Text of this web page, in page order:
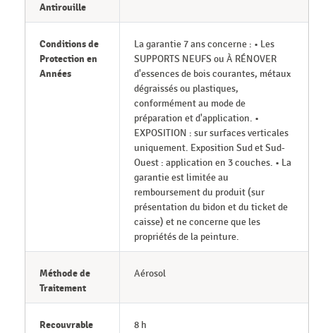
Antirouille
Conditions de
Protection en
Années
La garantie 7 ans concerne : • Les
SUPPORTS NEUFS ou À RÉNOVER
d'essences de bois courantes, métaux
dégraissés ou plastiques,
conformément au mode de
préparation et d'application. •
EXPOSITION : sur surfaces verticales
uniquement. Exposition Sud et Sud-
Ouest : application en 3 couches. • La
garantie est limitée au
remboursement du produit (sur
présentation du bidon et du ticket de
caisse) et ne concerne que les
propriétés de la peinture.
Méthode de
Traitement
Aérosol
Recouvrable
8 h